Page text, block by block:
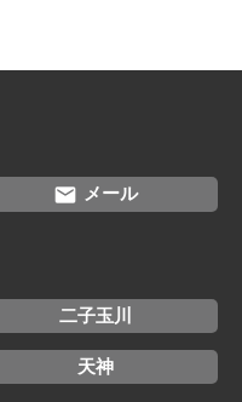
email メール
二子玉川
天神